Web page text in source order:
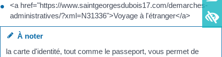
<a href="https://www.saintgeorgesdubois17.com/demarches-
administratives/?xml=N31336">Voyage à l'étranger</a>
À noter
la carte d'identité, tout comme le passeport, vous permet de